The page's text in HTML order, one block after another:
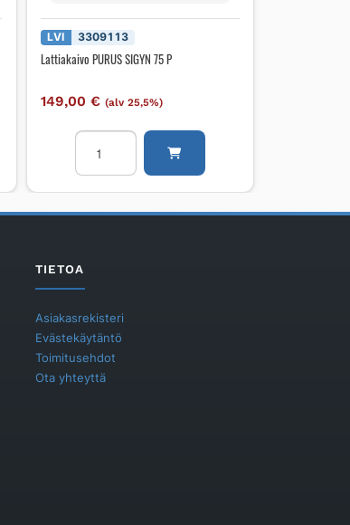
LVI 3309113
Lattiakaivo PURUS SIGYN 75 P
149,00 € (alv 25,5%)
Lattiakaivo
PURUS
SIGYN
P
TIETOA
Asiakasrekisteri
Evästekäytäntö
Toimitusehdot
Ota yhteyttä